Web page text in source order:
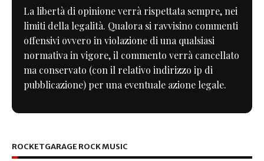
La libertà di opinione verrà rispettata sempre, nei
limiti della legalità. Qualora si ravvisino commenti
offensivi ovvero in violazione di una qualsiasi
normativa in vigore, il commento verrà cancellato
ma conservato (con il relativo indirizzo ip di
pubblicazione) per una eventuale azione legale.
ROCKETGARAGE ROCK MUSIC